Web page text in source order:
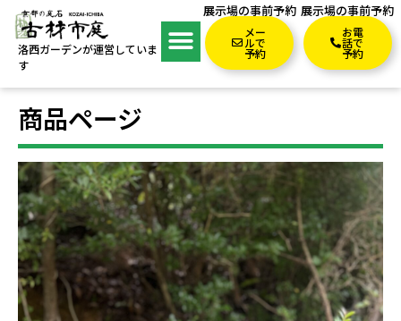
洛西ガーデンが運営していま
す
展示場の事前予約
メー
ルで
予約
展示場の事前予約
お電
話で
予約
商品ページ